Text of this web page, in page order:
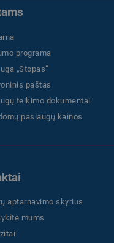
programa
„Stopas“
paštas
teikimo dokumentai
paslaugų kainos
aptarnavimo skyrius
mums